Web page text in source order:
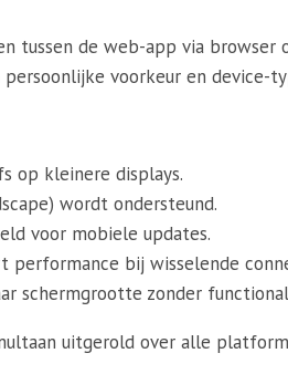
tussen de web-app via
voorkeur en device-
op kleinere displays.
wordt ondersteund.
voor mobiele updates.
bij wisselende
schermgrootte zonder
uitgerold over alle